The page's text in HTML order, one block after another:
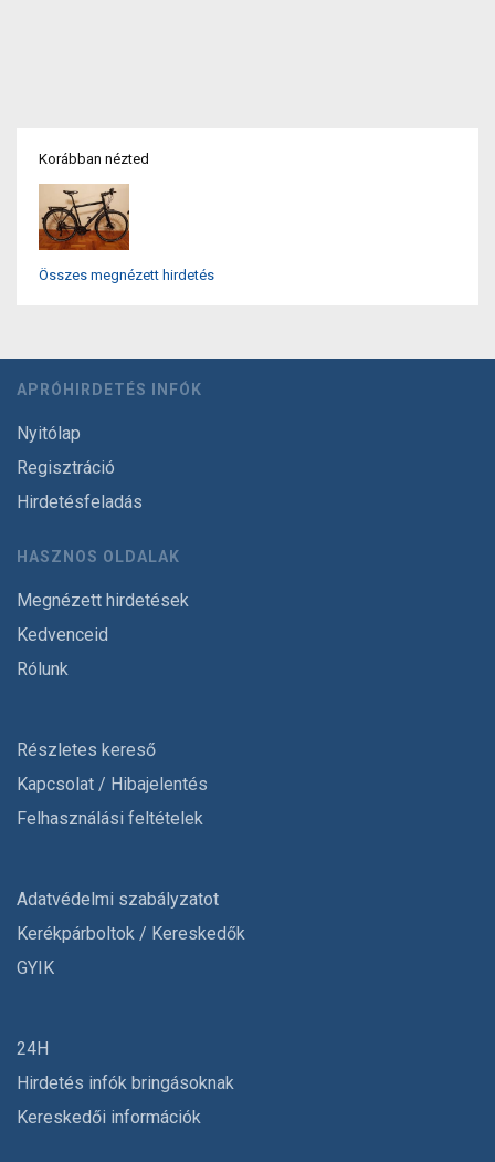
Korábban nézted
Összes megnézett hirdetés
APRÓHIRDETÉS INFÓK
Nyitólap
Regisztráció
Hirdetésfeladás
HASZNOS OLDALAK
Megnézett hirdetések
Kedvenceid
Rólunk
Részletes kereső
Kapcsolat / Hibajelentés
Felhasználási feltételek
Adatvédelmi szabályzatot
Kerékpárboltok / Kereskedők
GYIK
24H
Hirdetés infók bringásoknak
Kereskedői információk